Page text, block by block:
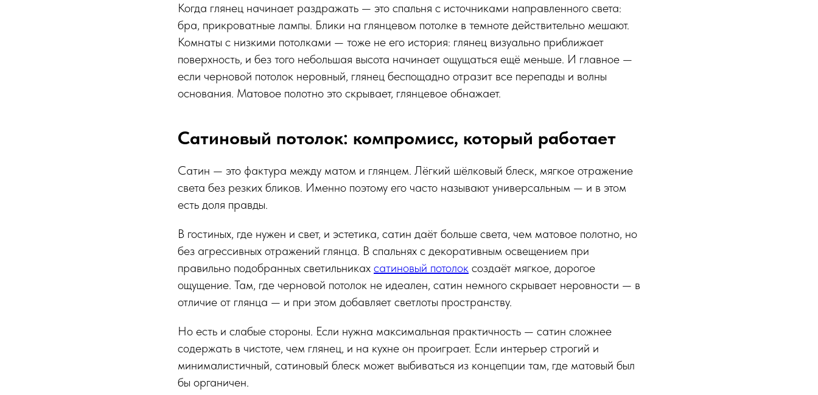
Когда глянец начинает раздражать — это спальня с источниками направленного света:
бра, прикроватные лампы. Блики на глянцевом потолке в темноте действительно мешают.
Комнаты с низкими потолками — тоже не его история: глянец визуально приближает
поверхность, и без того небольшая высота начинает ощущаться ещё меньше. И главное —
если черновой потолок неровный, глянец беспощадно отразит все перепады и волны
основания. Матовое полотно это скрывает, глянцевое обнажает.
Сатиновый потолок: компромисс, который работает
Сатин — это фактура между матом и глянцем. Лёгкий шёлковый блеск, мягкое отражение
света без резких бликов. Именно поэтому его часто называют универсальным — и в этом
есть доля правды.
В гостиных, где нужен и свет, и эстетика, сатин даёт больше света, чем матовое полотно, но
без агрессивных отражений глянца. В спальнях с декоративным освещением при
правильно подобранных светильниках сатиновый потолок создаёт мягкое, дорогое
ощущение. Там, где черновой потолок не идеален, сатин немного скрывает неровности — в
отличие от глянца — и при этом добавляет светлоты пространству.
Но есть и слабые стороны. Если нужна максимальная практичность — сатин сложнее
содержать в чистоте, чем глянец, и на кухне он проиграет. Если интерьер строгий и
минималистичный, сатиновый блеск может выбиваться из концепции там, где матовый был
бы органичен.